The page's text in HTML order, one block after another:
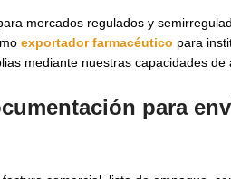
mercados regulados y
exportador farmacéutico para
mediante nuestras capacidades de
para